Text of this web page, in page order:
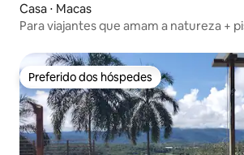
Casa ⋅ Macas
Para viajantes que amam a natureza +
Preferido dos hóspedes
Preferido dos hóspedes